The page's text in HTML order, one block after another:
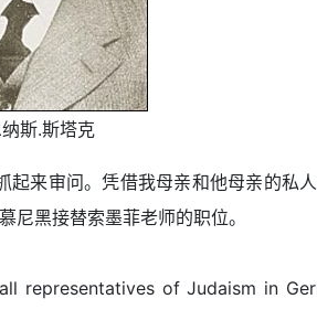
斯.斯塔克
审问。凭借我母亲和他母亲的私
尼黑接替索墨菲老师的职位。
of Judaism in